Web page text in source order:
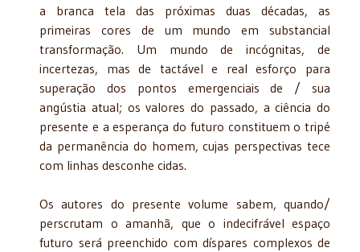
a branca tela das próximas duas décadas, as
primeiras cores de um mundo em substancial
transformação. Um mundo de incógnitas, de
incertezas, mas de tactável e real esforço para
superação dos pontos emergenciais de / sua
angústia atual; os valores do passado, a ciência do
presente e a esperança do futuro constituem o tripé
da permanên­cia do homem, cujas perspectivas tece
com linhas desconhe cidas.
Os autores do presente volume sabem, quando/
perscrutam o amanhã, que o indecifrável espaço
futuro será preenchido com díspares complexos de